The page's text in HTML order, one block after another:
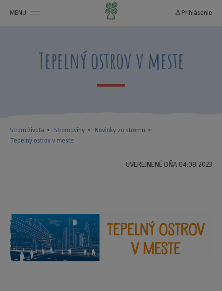
MENU person_outline Prihlásenie
Tepelný ostrov v meste
Strom života Stromoviny
Novinky zo stromu
Tepelný ostrov v meste
UVEREJNENÉ DŇA 04.08.2023